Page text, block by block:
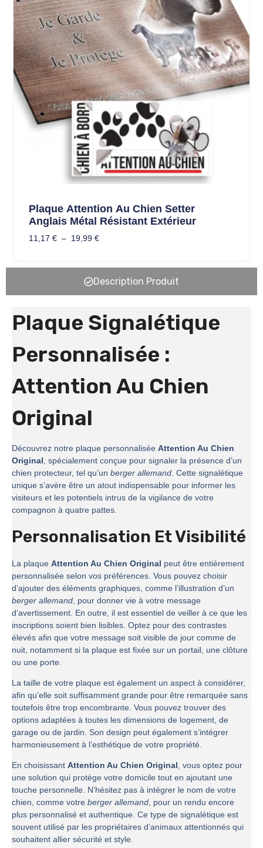
Plaque Attention Au Chien Setter
Anglais Métal Résistant Extérieur
11,17 € – 19,99 €
Description Produit
Plaque Signalétique
Personnalisée :
Attention Au Chien
Original
Découvrez notre plaque personnalisée Attention Au Chien
Original, spécialement conçue pour signaler la présence d’un
chien protecteur, tel qu’un berger allemand. Cette signalétique
unique s’avère être un atout indispensable pour informer les
visiteurs et les potentiels intrus de la vigilance de votre
compagnon à quatre pattes.
Personnalisation Et Visibilité
La plaque Attention Au Chien Original peut être entièrement
personnalisée selon vos préférences. Vous pouvez choisir
d’ajouter des éléments graphiques, comme l’illustration d’un
berger allemand, pour donner vie à votre message
d’avertissement. En outre, il est essentiel de veiller à ce que les
inscriptions soient bien lisibles. Optez pour des contrastes
élevés afin que votre message soit visible de jour comme de
nuit, notamment si la plaque est fixée sur un portail, une clôture
ou une porte.
La taille de votre plaque est également un aspect à considérer,
afin qu’elle soit suffisamment grande pour être remarquée sans
toutefois être trop encombrante. Vous pouvez trouver des
options adaptées à toutes les dimensions de logement, de
garage ou de jardin. Son design peut également s’intégrer
harmonieusement à l’esthétique de votre propriété.
En choisissant Attention Au Chien Original, vous optez pour
une solution qui protège votre domicile tout en ajoutant une
touche personnelle. N’hésitez pas à intégrer le nom de votre
chien, comme votre berger allemand, pour un rendu encore
plus personnalisé et authentique. Ce type de signalétique est
souvent utilisé par les propriétaires d’animaux attentionnés qui
souhaitent allier sécurité et style.